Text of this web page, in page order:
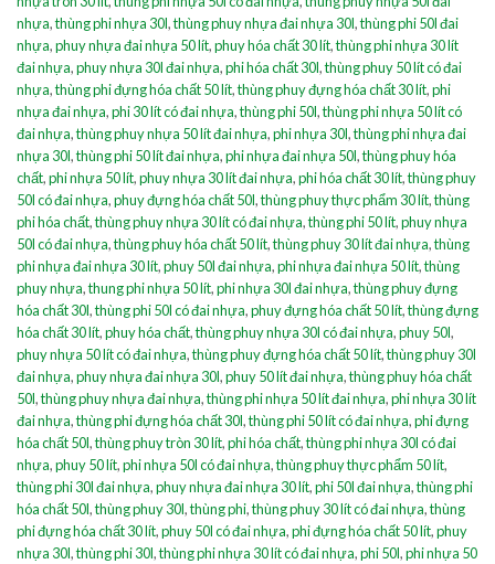
nhựa,thùng phi nhựa 30l,thùng phuy nhựa đai nhựa 30l,thùng phi 50l đai
nhựa,phuy nhựa đai nhựa 50 lít,phuy hóa chất 30 lít,thùng phi nhựa 30 lít
đai nhựa,phuy nhựa 30l đai nhựa,phi hóa chất 30l,thùng phuy 50 lít có đai
nhựa,thùng phi đựng hóa chất 50 lít,thùng phuy đựng hóa chất 30 lít,phi
nhựa đai nhựa,phi 30 lít có đai nhựa,thùng phi 50l,thùng phi nhựa 50 lít có
đai nhựa,thùng phuy nhựa 50 lít đai nhựa,phi nhựa 30l,thùng phi nhựa đai
nhựa 30l,thùng phi 50 lít đai nhựa,phi nhựa đai nhựa 50l,thùng phuy hóa
chất,phi nhựa 50 lít,phuy nhựa 30 lít đai nhựa,phi hóa chất 30 lít,thùng phuy
50l có đai nhựa,phuy đựng hóa chất 50l,thùng phuy thực phẩm 30 lít,thùng
phi hóa chất,thùng phuy nhựa 30 lít có đai nhựa,thùng phi 50 lít,phuy nhựa
50l có đai nhựa,thùng phuy hóa chất 50 lít,thùng phuy 30 lít đai nhựa,thùng
phi nhựa đai nhựa 30 lít,phuy 50l đai nhựa,phi nhựa đai nhựa 50 lít,thùng
phuy nhựa,thung phi nhựa 50 lít,phi nhựa 30l đai nhựa,thùng phuy đựng
hóa chất 30l,thùng phi 50l có đai nhựa,phuy đựng hóa chất 50 lít,thùng đựng
hóa chất 30 lít,phuy hóa chất,thùng phuy nhựa 30l có đai nhựa,phuy 50l,
phuy nhựa 50 lít có đai nhựa,thùng phuy đựng hóa chất 50 lít,thùng phuy 30l
đai nhựa,phuy nhựa đai nhựa 30l,phuy 50 lít đai nhựa,thùng phuy hóa chất
50l,thùng phuy nhựa đai nhựa,thùng phi nhựa 50 lít đai nhựa,phi nhựa 30 lít
đai nhựa,thùng phi đựng hóa chất 30l,thùng phi 50 lít có đai nhựa,phi đựng
hóa chất 50l,thùng phuy tròn 30 lít,phi hóa chất,thùng phi nhựa 30l có đai
nhựa,phuy 50 lít,phi nhựa 50l có đai nhựa,thùng phuy thực phẩm 50 lít,
thùng phi 30l đai nhựa,phuy nhựa đai nhựa 30 lít,phi 50l đai nhựa,thùng phi
hóa chất 50l,thùng phuy 30l,thùng phi,thùng phuy 30 lít có đai nhựa,thùng
phi đựng hóa chất 30 lít,phuy 50l có đai nhựa,phi đựng hóa chất 50 lít,phuy
nhựa 30l,thùng phi 30l,thùng phi nhựa 30 lít có đai nhựa,phi 50l,phi nhựa 50